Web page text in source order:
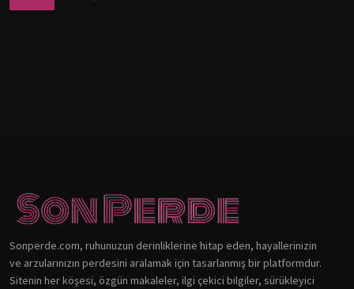
Sonperde.com, ruhunuzun derinliklerine hitap eden, hayallerinizin
ve arzularınızın perdesini aralamak için tasarlanmış bir platformdur.
Sitenin her köşesi, özgün makaleler, ilgi çekici bilgiler, sürükleyici